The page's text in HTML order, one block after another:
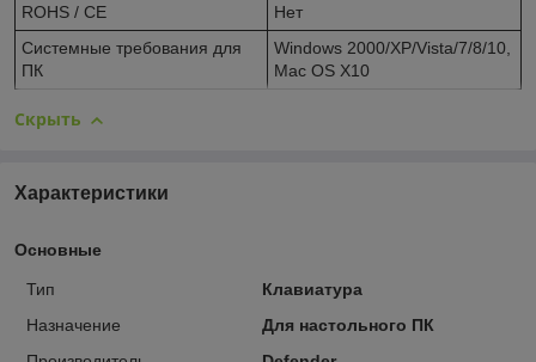
ROHS / CE
Нет
Системные требования для
ПК
Windows 2000/XP/Vista/7/8/10,
Mac OS X10
Скрыть
Характеристики
Основные
Тип
Клавиатура
Назначение
Для настольного ПК